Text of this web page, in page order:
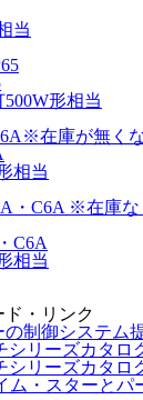
当
形相当
相当
C6A
相当
・リンク